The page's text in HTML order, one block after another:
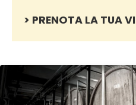
> PRENOTA LA TUA